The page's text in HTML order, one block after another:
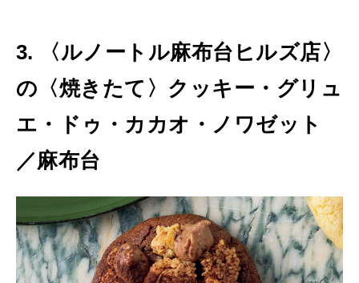
3. 〈ルノートル麻布台ヒルズ店〉
の〈焼きたて〉クッキー・グリュ
エ・ドゥ・カカオ・ノワゼット
／麻布台